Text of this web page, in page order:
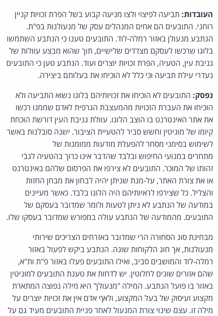
העובדות: תביעה לפיצוי ולצו מניעה קבוע בשל הפרת זכויות קניין
רוחני. התובעים הם אחים המנהלים עסק של מנעולנות בפ"ת.
הנתבע מנעולן באזור רמלה-לוד. התובעים טענו כי הנתבע השתמשו
בלוגו שרכשו לעסקם מצדדים שלישיים, תוך שהוא מבצע עוולות של
גניבת עין, הטעיה, הפרת זכויות יוצרים ועוד. הנתבע טען כי התובעים
נעדרי עילת תביעה וכי כלל לא הוכיחו את בעלותם ביצירה.
נפסק: התובעים לא הוכיחו את זכויותיהם בלוגו נשוא התביעה ולא
הוכיחו את העברת הזכויות מהמעצבת הגרפית לאדם שממנו רכשו
את אתר האינטרנט בו הוצב הלוגו. עוולת גניבת העין דורשת הוכחת
קיומו של מוניטין וחשש סביר להטעיית הציבור. ישנה סובלנות באשר
לשימוש בסימני מסחר להפעלת מודעות ממומנות של
מתחרים במנועי החיפוש ובלבד שהדבר אינו כרוך בהטעיה לגבי
זהותו של המוכר. התובעים לא צירפו את הפרסום שלהם באינטרנט
או את צורת האתר, על-מנת שניתן יהיה לבחון את מבחן החזות
והצליל. כל שצירפו לראיותיהם היה הלוגו בלבד. כאשר מעיינים
במודעה של הנתבע לא ניתן לטעות ולומר שמדובר בעסקם של
התובעים. מהמודעה של הנתבע עולה במפורש שמדובר בעסקו שלו.
מבחינת סוג הסחורה הרי שמדובר באזרחים הצריכים שירותי
מנעולנות, אך חוג הלקוחות שונה. הנתבע ביקש לפעול באזור
רמלה-לוד והמושבים סביב, ואילו התובעים פעלו באזור פ"ת ות"א,
שהם אזורים שונים לחלוטין. יש לדחות את טענת התובעים למוניטין
באזור בו פועל הנתבע. המילה "מנעולן" היא מילה נפוצה המתארת
מקצוע ועיסוק של בעל המקצוע, ולאף אדם אין את זכויות יוצרים על
מילה זו. עצם שינוי צורת המנעול לאחר פניית התובעים מעיד גם על